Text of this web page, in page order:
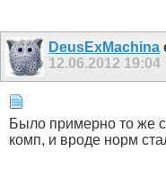
DeusExMachina
12.06.2012 19:04
Было примерно то же
комп, и вроде норм